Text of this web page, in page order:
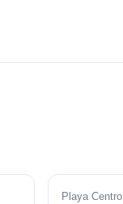
Playa Centro